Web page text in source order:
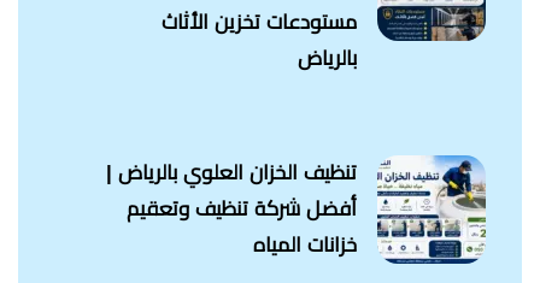
مستودعات تخزين الأثاث
بالرياض
تنظيف الخزان العلوي بالرياض |
أفضل شركة تنظيف وتعقيم
خزانات المياه